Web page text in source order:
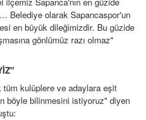
Belediye olarak Sapancaspor'un
en büyük dileğimizdir. Bu güzide
gönlümüz razı olmaz"
kulüplere ve adaylara eşit
böyle bilinmesini istiyoruz" diyen